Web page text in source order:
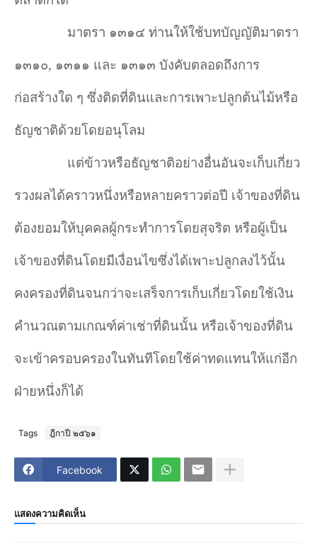
มาตรา ๑๓๑๔ ท่านให้ใช้บทบัญญัติมาตรา
๑๓๑๐, ๑๓๑๑ และ ๑๓๑๓ บังคับตลอดถึงการ
ก่อสร้างใด ๆ ซึ่งติดที่ดินและการเพาะปลูกต้นไม้หรือ
ธัญชาติด้วยโดยอนุโลม
แต่ข้าวหรือธัญชาติอย่างอื่นอันจะเก็บเกี่ยว
รวงผลได้คราวหนึ่งหรือหลายคราวต่อปี เจ้าของที่ดิน
ต้องยอมให้บุคคลผู้กระทำการโดยสุจริต หรือผู้เป็น
เจ้าของที่ดินโดยมีเงื่อนไขซึ่งได้เพาะปลูกลงไว้นั้น
คงครองที่ดินจนกว่าจะเสร็จการเก็บเกี่ยวโดยใช้เงิน
คำนวณตามเกณฑ์ค่าเช่าที่ดินนั้น หรือเจ้าของที่ดิน
จะเข้าครอบครองในทันทีโดยใช้ค่าทดแทนให้แก่อีก
ฝ่ายหนึ่งก็ได้
Tags ฎีกาปี ๒๕๖๑
Facebook
แสดงความคิดเห็น